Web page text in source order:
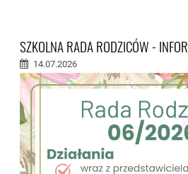
SZKOLNA RADA RODZICÓW -
14.07.2026